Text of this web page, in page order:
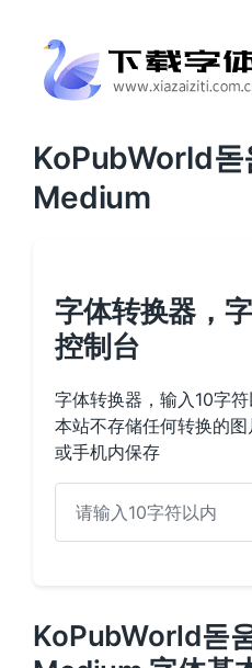
KoPubWorld돋
Medium
字体转换器，
控制台
字体转换器，输入10字
本站不存储任何转换的
或手机内保存
KoPubWorld돋